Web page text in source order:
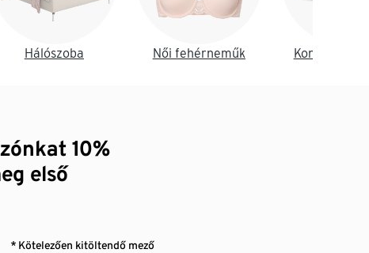
Hálószoba Női fehérneműk Konyha és
10%
első
* Kötelezően kitöltendő mező